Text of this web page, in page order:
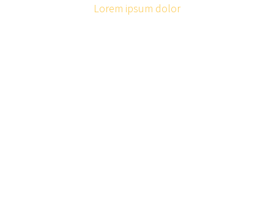
Lorem ipsum dolor